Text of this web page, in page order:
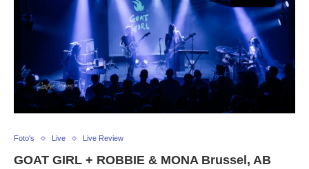
Foto's Live Live Review
GOAT GIRL + ROBBIE & MONA Brussel, AB